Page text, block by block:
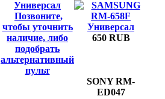
Позвоните,
чтобы уточнить
наличие, либо
подобрать
альтернативный
пульт
650 RUB
SONY RM-
ED047